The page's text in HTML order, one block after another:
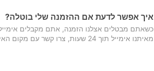
איך אפשר לדעת אם ההזמנה שלי בוטלה?
כשאתם מבטלים אצלנו הזמנה, אתם מקבלים
מאיתנו אימייל תוך 24 שעות, צרו קשר עם מקום האירוח כדי לוודא את הביטול.